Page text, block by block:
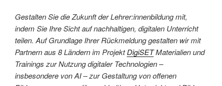
Gestalten Sie die Zukunft der Lehrer:innenbildung mit,
indem Sie Ihre Sicht auf nachhaltigen, digitalen Unterricht
teilen. Auf Grundlage Ihrer Rückmeldung gestalten wir mit
Partnern aus 8 Ländern im ProjektDigiSETMaterialien und
Trainings zur Nutzung digitaler Technologien –
insbesondere von AI – zur Gestaltung von offenen